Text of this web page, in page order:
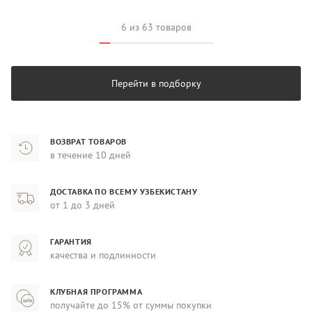
6 из 63 товаров
Перейти в подборку
ВОЗВРАТ ТОВАРОВ
в течение 10 дней
ДОСТАВКА ПО ВСЕМУ УЗБЕКИСТАНУ
от 1 до 3 дней
ГАРАНТИЯ
качества и подлинности
КЛУБНАЯ ПРОГРАММА
получайте до 15% от суммы покупки